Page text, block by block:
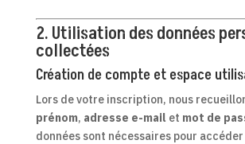
2. Utilisation des données
collectées
Création de compte et espace
Lors de votre inscription, nous
prénom, adresse e-mail et mot de
données sont nécessaires pour accéder